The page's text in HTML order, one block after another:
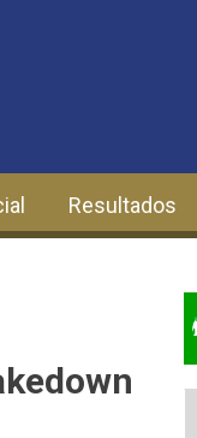
Resultados